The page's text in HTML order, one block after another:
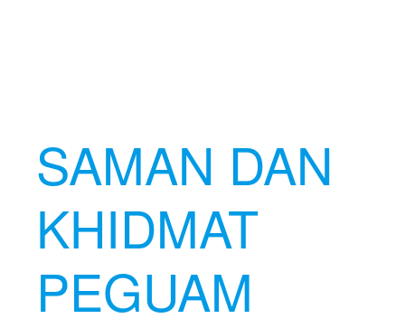
SAMAN DAN
KHIDMAT
PEGUAM